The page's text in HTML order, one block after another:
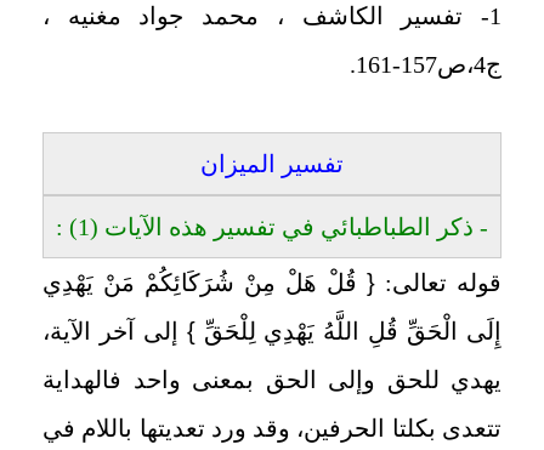
1- تفسير الكاشف ، محمد جواد مغنيه ،
ج4،ص157-161.
تفسير الميزان
- ذكر الطباطبائي في تفسير هذه الآيات (1) :
قوله تعالى: { قُلْ هَلْ مِنْ شُرَكَائِكُمْ مَنْ يَهْدِي
إِلَى الْحَقِّ قُلِ اللَّهُ يَهْدِي لِلْحَقِّ} إلى آخر الآية،
يهدي للحق وإلى الحق بمعنى واحد فالهداية
تتعدى بكلتا الحرفين، وقد ورد تعديتها باللام في